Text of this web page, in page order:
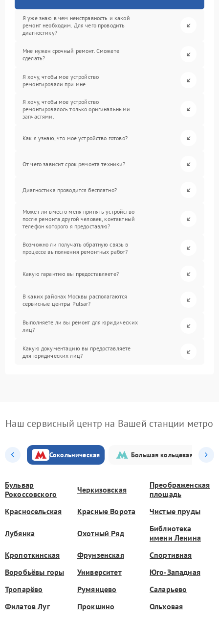
Я уже знаю в чем неисправность и какой
ремонт необходим. Для чего проводить
диагностику?
Мне нужен срочный ремонт. Сможете
сделать?
Я хочу, чтобы мое устройство
ремонтировали при мне.
Я хочу, чтобы мое устройство
ремонтировалось только оригинальными
запчастями.
Как я узнаю, что мое устройство готово?
От чего зависит срок ремонта техники?
Диагностика проводится бесплатно?
Может ли вместо меня принять устройство
после ремонта другой человек, контактный
телефон которого я предоставлю?
Возможно ли получать обратную связь в
процессе выполнения ремонтных работ?
Какую гарантию вы предоставляете?
В каких районах Москвы располагаются
сервисные центры Pulsar?
Выполняете ли вы ремонт для юридических
лиц?
Какую документацию вы предоставляете
для юридических лиц?
Наш сервисный центр на Вашей станции метро
Сокольническая Большая кольцевая
Бульвар
Рокоссовского
Черкизовская
Преображенская
площадь
Красносельская
Красные Ворота Чистые пруды
Лубянка Охотный Ряд
Библиотека
имени Ленина
Кропоткинская
Фрунзенская
Спортивная
Воробьёвы горы
Университет
Юго-Западная
Тропарёво
Румянцево
Саларьево
Филатов Луг
Прокшино
Ольховая